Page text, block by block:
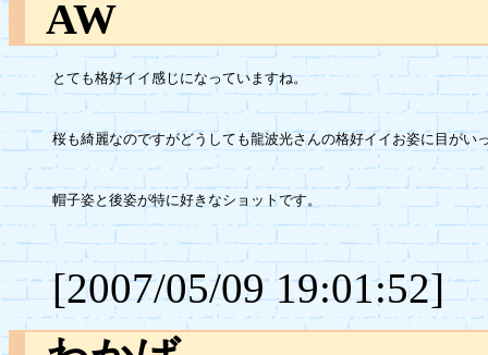
AW
とても格好イイ感じになっていますね。
桜も綺麗なのですがどうしても龍波光さんの格好イイお姿に目がい
帽子姿と後姿が特に好きなショットです。
[2007/05/09 19:01:52]